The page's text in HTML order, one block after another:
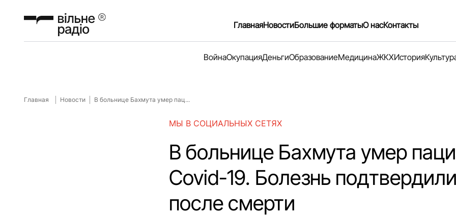
ГлавнаяНовостиБольшие форматыО насКонтакты
ВойнаОкупацияДеньгиОбразованиеМедицинаЖКХИстория
Главная Новости В больнице Бахмута умер пац...
МЫ В СОЦИАЛЬНЫХ СЕТЯХ
В больнице Бахмута умер
Covid-19. Болезнь подтвердили
после смерти